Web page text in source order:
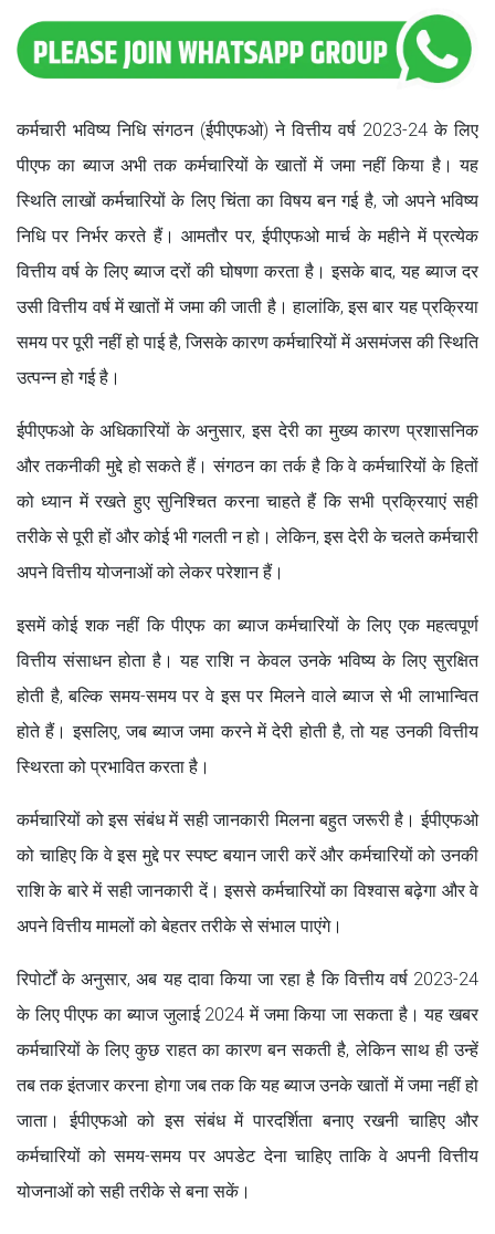
कर्मचारी भविष्य निधि संगठन (ईपीएफओ) ने वित्तीय वर्ष 2023-24 के लिए
पीएफ का ब्याज अभी तक कर्मचारियों के खातों में जमा नहीं किया है। यह
स्थिति लाखों कर्मचारियों के लिए चिंता का विषय बन गई है, जो अपने भविष्य
निधि पर निर्भर करते हैं। आमतौर पर, ईपीएफओ मार्च के महीने में प्रत्येक
वित्तीय वर्ष के लिए ब्याज दरों की घोषणा करता है। इसके बाद, यह ब्याज दर
उसी वित्तीय वर्ष में खातों में जमा की जाती है। हालांकि, इस बार यह प्रक्रिया
समय पर पूरी नहीं हो पाई है, जिसके कारण कर्मचारियों में असमंजस की स्थिति
उत्पन्न हो गई है।
ईपीएफओ के अधिकारियों के अनुसार, इस देरी का मुख्य कारण प्रशासनिक
और तकनीकी मुद्दे हो सकते हैं। संगठन का तर्क है कि वे कर्मचारियों के हितों
को ध्यान में रखते हुए सुनिश्चित करना चाहते हैं कि सभी प्रक्रियाएं सही
तरीके से पूरी हों और कोई भी गलती न हो। लेकिन, इस देरी के चलते कर्मचारी
अपने वित्तीय योजनाओं को लेकर परेशान हैं।
इसमें कोई शक नहीं कि पीएफ का ब्याज कर्मचारियों के लिए एक महत्वपूर्ण
वित्तीय संसाधन होता है। यह राशि न केवल उनके भविष्य के लिए सुरक्षित
होती है, बल्कि समय-समय पर वे इस पर मिलने वाले ब्याज से भी लाभान्वित
होते हैं। इसलिए, जब ब्याज जमा करने में देरी होती है, तो यह उनकी वित्तीय
स्थिरता को प्रभावित करता है।
कर्मचारियों को इस संबंध में सही जानकारी मिलना बहुत जरूरी है। ईपीएफओ
को चाहिए कि वे इस मुद्दे पर स्पष्ट बयान जारी करें और कर्मचारियों को उनकी
राशि के बारे में सही जानकारी दें। इससे कर्मचारियों का विश्वास बढ़ेगा और वे
अपने वित्तीय मामलों को बेहतर तरीके से संभाल पाएंगे।
रिपोर्टों के अनुसार, अब यह दावा किया जा रहा है कि वित्तीय वर्ष 2023-24
के लिए पीएफ का ब्याज जुलाई 2024 में जमा किया जा सकता है। यह खबर
कर्मचारियों के लिए कुछ राहत का कारण बन सकती है, लेकिन साथ ही उन्हें
तब तक इंतजार करना होगा जब तक कि यह ब्याज उनके खातों में जमा नहीं हो
जाता। ईपीएफओ को इस संबंध में पारदर्शिता बनाए रखनी चाहिए और
कर्मचारियों को समय-समय पर अपडेट देना चाहिए ताकि वे अपनी वित्तीय
योजनाओं को सही तरीके से बना सकें।